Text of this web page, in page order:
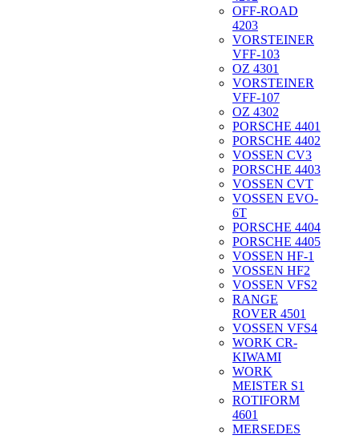
OFF-ROAD
4203
VORSTEINER
VFF-103
OZ 4301
VORSTEINER
VFF-107
OZ 4302
PORSCHE 4401
PORSCHE 4402
VOSSEN CV3
PORSCHE 4403
VOSSEN CVT
VOSSEN EVO-
6T
PORSCHE 4404
PORSCHE 4405
VOSSEN HF-1
VOSSEN HF2
VOSSEN VFS2
RANGE
ROVER 4501
VOSSEN VFS4
WORK CR-
KIWAMI
WORK
MEISTER S1
ROTIFORM
4601
MERSEDES